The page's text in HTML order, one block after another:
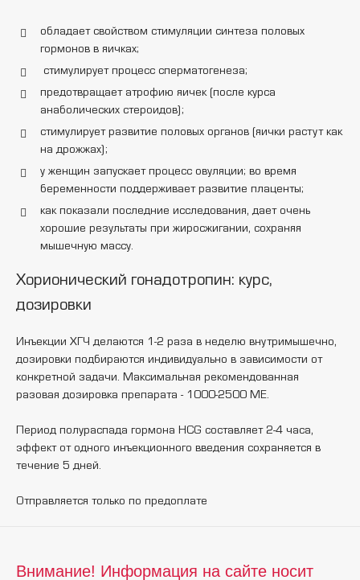
обладает свойством стимуляции синтеза половых
гормонов в яичках;
стимулирует процесс сперматогенеза;
предотвращает атрофию яичек (после курса
анаболических стероидов);
стимулирует развитие половых органов (яички растут как
на дрожжах);
у женщин запускает процесс овуляции; во время
беременности поддерживает развитие плаценты;
как показали последние исследования, дает очень
хорошие результаты при жиросжигании, сохраняя
мышечную массу.
Хорионический гонадотропин: курс,
дозировки
Инъекции ХГЧ делаются 1-2 раза в неделю внутримышечно,
дозировки подбираются индивидуально в зависимости от
конкретной задачи. Максимальная рекомендованная
разовая дозировка препарата - 1000-2500 МЕ.
Период полураспада гормона HCG составляет 2-4 часа,
эффект от одного инъекционного введения сохраняется в
течение 5 дней.
Отправляется только по предоплате
Внимание! Информация на сайте носит